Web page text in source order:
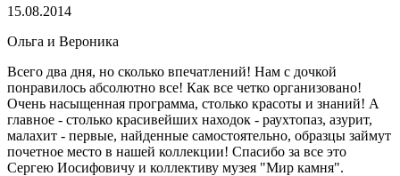
15.08.2014
Ольга и Вероника
Всего два дня, но сколько впечатлений! Нам с дочкой
понравилось абсолютно все! Как все четко организовано!
Очень насыщенная программа, столько красоты и знаний! А
главное - столько красивейших находок - раухтопаз, азурит,
малахит - первые, найденные самостоятельно, образцы займут
почетное место в нашей коллекции! Спасибо за все это
Сергею Иосифовичу и коллективу музея "Мир камня".